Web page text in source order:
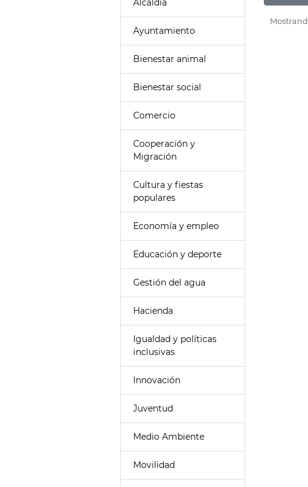
Alcaldía
Ayuntamiento
Bienestar animal
Bienestar social
Comercio
Cooperación y
Migración
Cultura y fiestas
populares
Economía y empleo
Educación y deporte
Gestión del agua
Hacienda
Igualdad y políticas
inclusivas
Innovación
Juventud
Medio Ambiente
Movilidad